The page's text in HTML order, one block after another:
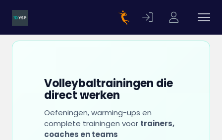
Volleybaltrainingen die
direct werken
Oefeningen, warming-ups en
complete trainingen voor trainers,
coaches en teams